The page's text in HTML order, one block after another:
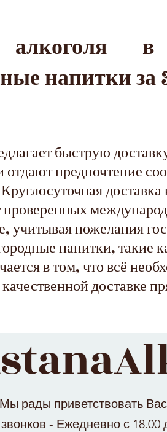
алкоголя
напитки за
быструю
отдают предпочтение
проверенных
учитывая пожелания
напитки, такие
в том, что всё
доставке
Мы рады приветствовать
- Ежедневно с 18.00